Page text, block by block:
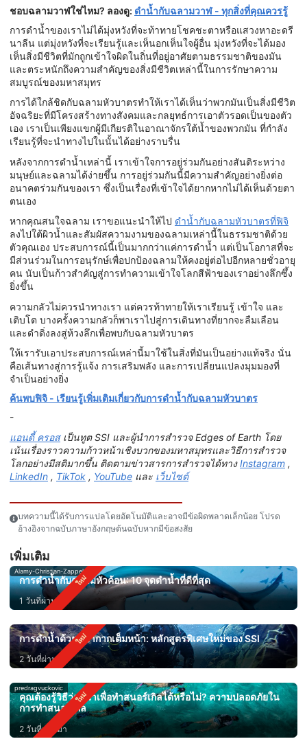
ชอบฉลามวาฬใช่ไหม? ลองดู: ดำน้ำกับฉลามวาฬ - ทุกสิ่งที่คุณควรรู้
การดำน้ำของเราไม่ได้มุ่งหวังที่จะท้าทายโชคชะตาหรือแสวงหาอะดรี
นาลีน แต่มุ่งหวังที่จะเรียนรู้และเห็นอกเห็นใจผู้อื่น มุ่งหวังที่จะได้มอง
เห็นสิ่งมีชีวิตที่มักถูกเข้าใจผิดในถิ่นที่อยู่อาศัยตามธรรมชาติของมัน
และตระหนักถึงความสำคัญของสิ่งมีชีวิตเหล่านี้ในการรักษาความ
สมบูรณ์ของมหาสมุทร
การได้ใกล้ชิดกับฉลามหัวบาตรทำให้เราได้เห็นว่าพวกมันเป็นสิ่งมีชีวิต
อัจฉริยะที่มีโครงสร้างทางสังคมและกลยุทธ์การเอาตัวรอดเป็นของตัว
เอง เราเป็นเพียงแขกผู้มีเกียรติในอาณาจักรใต้น้ำของพวกมัน ที่กำลัง
เรียนรู้ที่จะนำทางไปในนั้นได้อย่างราบรื่น
หลังจากการดำน้ำเหล่านี้ เราเข้าใจการอยู่ร่วมกันอย่างสันติระหว่าง
มนุษย์และฉลามได้ง่ายขึ้น การอยู่ร่วมกันนี้มีความสำคัญอย่างยิ่งต่อ
อนาคตร่วมกันของเรา ซึ่งเป็นเรื่องที่เข้าใจได้ยากหากไม่ได้เห็นด้วยตา
ตนเอง
หากคุณสนใจฉลาม เราขอแนะนำให้ไป ดำน้ำกับฉลามหัวบาตรที่ฟิจิ
ลงไปใต้ผิวน้ำและสัมผัสความงามของฉลามเหล่านี้ในธรรมชาติด้วย
ตัวคุณเอง ประสบการณ์นี้เป็นมากกว่าแค่การดำน้ำ แต่เป็นโอกาสที่จะ
มีส่วนร่วมในการอนุรักษ์เพื่อปกป้องฉลามให้คงอยู่ต่อไปอีกหลายชั่วอายุ
คน นับเป็นก้าวสำคัญสู่การทำความเข้าใจโลกสีฟ้าของเราอย่างลึกซึ้ง
ยิ่งขึ้น
ความกลัวไม่ควรนำทางเรา แต่ควรท้าทายให้เราเรียนรู้ เข้าใจ และ
เติบโต บางครั้งความกลัวก็พาเราไปสู่การเดินทางที่ยากจะลืมเลือน
และดำดิ่งลงสู่ห้วงลึกเพื่อพบกับฉลามหัวบาตร
ให้เรารับเอาประสบการณ์เหล่านี้มาใช้ในสิ่งที่มันเป็นอย่างแท้จริง นั่น
คือเส้นทางสู่การรู้แจ้ง การเสริมพลัง และการเปลี่ยนแปลงมุมมองที่
จำเป็นอย่างยิ่ง
ค้นพบฟิจิ - เรียนรู้เพิ่มเติมเกี่ยวกับการดำน้ำกับฉลามหัวบาตร
-
แอนดี้ ครอส เป็นทูต SSI และผู้นำการสำรวจ Edges of Earth โดย
เน้นเรื่องราวความก้าวหน้าเชิงบวกของมหาสมุทรและวิธีการสำรวจ
โลกอย่างมีสติมากขึ้น ติดตามข่าวสารการสำรวจได้ทาง Instagram ,
LinkedIn , TikTok , YouTube และ เว็บไซต์
บทความนี้ได้รับการแปลโดยอัตโนมัติและอาจมีข้อผิดพลาดเล็กน้อย โปรด
อ้างอิงจากฉบับภาษาอังกฤษต้นฉบับหากมีข้อสงสัย
เพิ่มเติม
Alamy-Christian-Zappel
การดำน้ำกับฉลามหัวค้อน: 10 จุดดำน้ำที่ดีที่สุด
1 วันที่ผ่านมา
การดำน้ำด้วยหน้ากากเต็มหน้า: หลักสูตรพิเศษใหม่ของ SSI
2 วันที่ผ่านมา
predragvuckovic
คุณต้องรู้วิธีว่ายน้ำเพื่อทำสนอร์เกิลได้หรือไม่? ความปลอดภัยใน
การทำสนอร์เกิล
2 วันที่ผ่านมา